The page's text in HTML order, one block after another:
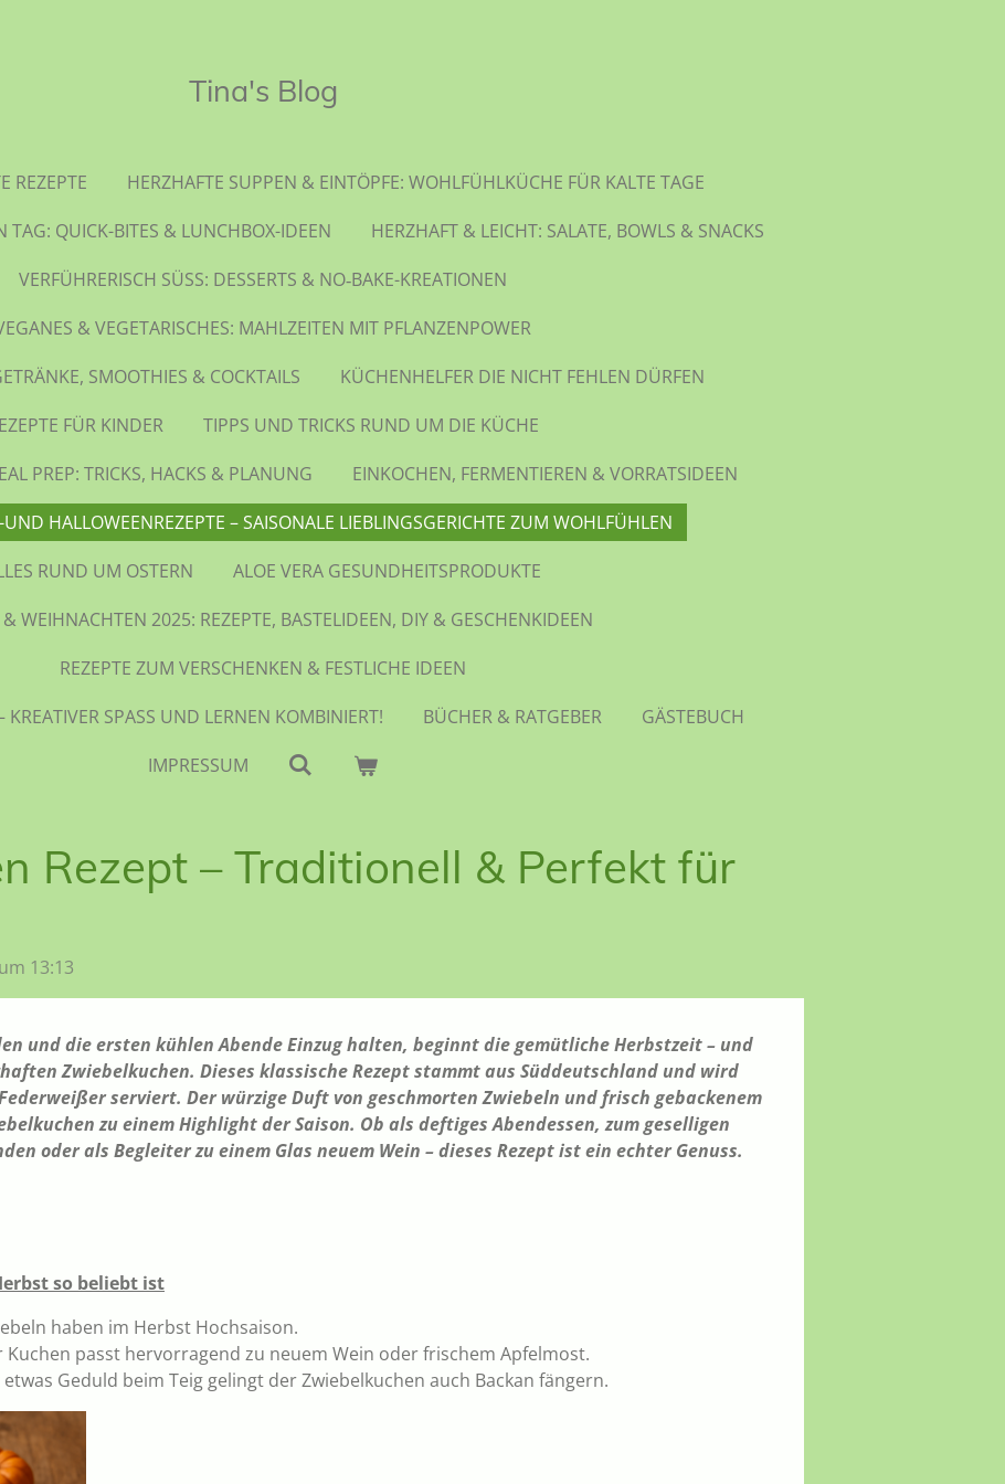
Tina's Blog
REZEPTE
HERZHAFTE SUPPEN & EINTÖPFE: WOHLFÜHLKÜCHE FÜR KALTE TAGE
TAG: QUICK-BITES & LUNCHBOX-IDEEN
HERZHAFT & LEICHT: SALATE, BOWLS & SNACKS
VERFÜHRERISCH SÜSS: DESSERTS & NO‑BAKE-KREATIONEN
& VEGETARISCHES: MAHLZEITEN MIT PFLANZENPOWER
SMOOTHIES & COCKTAILS
KÜCHENHELFER DIE NICHT FEHLEN DÜRFEN
FÜR KINDER
TIPPS UND TRICKS RUND UM DIE KÜCHE
PREP: TRICKS, HACKS & PLANUNG
EINKOCHEN, FERMENTIEREN & VORRATSIDEEN
UND HALLOWEENREZEPTE – SAISONALE LIEBLINGSGERICHTE ZUM WOHLFÜHLEN
RUND UM OSTERN
ALOE VERA GESUNDHEITSPRODUKTE
WEIHNACHTEN 2025: REZEPTE, BASTELIDEEN, DIY & GESCHENKIDEEN
REZEPTE ZUM VERSCHENKEN & FESTLICHE IDEEN
SPASS UND LERNEN KOMBINIERT!
BÜCHER & RATGEBER
GÄSTEBUCH
IMPRESSUM
Rezept – Traditionell & Perfekt für
13:13
und die ersten kühlen Abende Einzug halten, beginnt die gemütliche Herbstzeit – und
Zwiebelkuchen. Dieses klassische Rezept stammt aus Süddeutschland und wird
serviert. Der würzige Duft von geschmorten Zwiebeln und frisch gebackenem
zu einem Highlight der Saison. Ob als deftiges Abendessen, zum geselligen
oder als Begleiter zu einem Glas neuem Wein – dieses Rezept ist ein echter Genuss.
so beliebt ist
haben im Herbst Hochsaison.
passt hervorragend zu neuem Wein oder frischem Apfelmost.
Geduld beim Teig gelingt der Zwiebelkuchen auch Backan fängern.